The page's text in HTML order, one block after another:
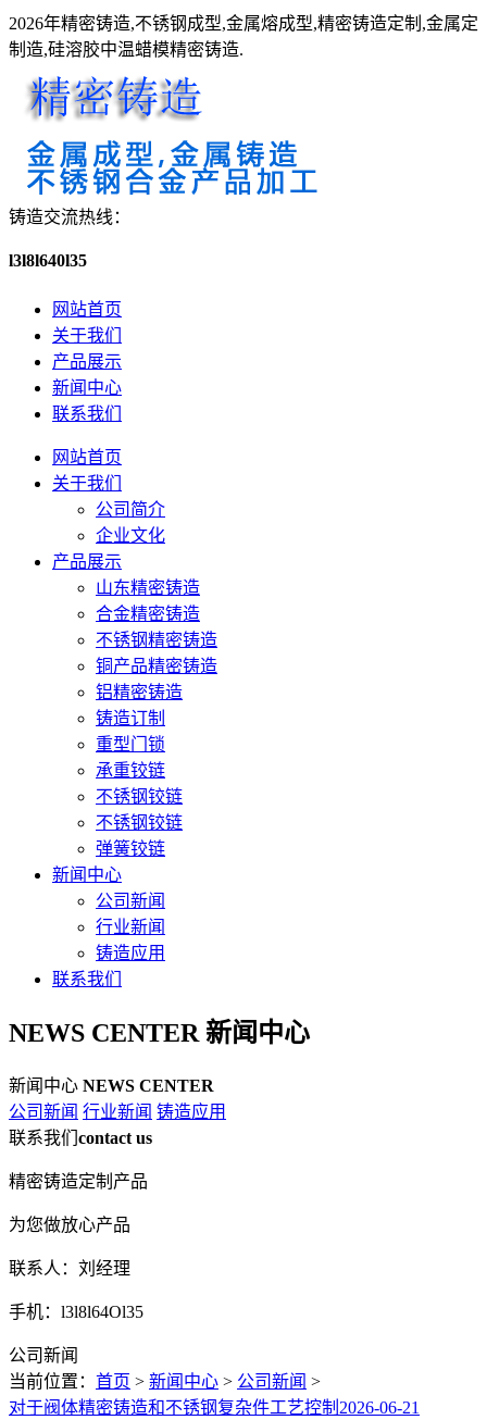
2026年精密铸造,不锈钢成型,金属熔成型,精密铸造定制,金属定
制造,硅溶胶中温蜡模精密铸造.
铸造交流热线：
l3l8l640l35
网站首页
关于我们
产品展示
新闻中心
联系我们
网站首页
关于我们
公司简介
企业文化
产品展示
山东精密铸造
合金精密铸造
不锈钢精密铸造
铜产品精密铸造
铝精密铸造
铸造订制
重型门锁
承重铰链
不锈钢铰链
不锈钢铰链
弹簧铰链
新闻中心
公司新闻
行业新闻
铸造应用
联系我们
NEWS CENTER新闻中心
新闻中心 NEWS CENTER
公司新闻 行业新闻 铸造应用
联系我们 contact us
精密铸造定制产品
为您做放心产品
联系人：刘经理
手机：l3l8l64Ol35
公司新闻
当前位置： 首页 > 新闻中心 > 公司新闻 >
对于阀体精密铸造和不锈钢复杂件工艺控制 2026-06-21